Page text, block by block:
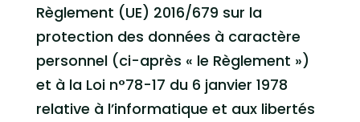
Règlement (UE) 2016/679 sur la
protection des données à caractère
personnel (ci-après « le Règlement »)
et à la Loi n°78-17 du 6 janvier 1978
relative à l’informatique et aux libertés